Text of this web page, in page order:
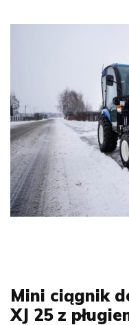
Mini ciągnik
XJ 25 z